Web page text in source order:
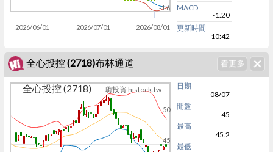
2026/06/01 2026/07/01 2026/08/01
-1.6
MACD
-1.20
更新時間
10:42
全心投控 (2718)布林通道
全心投控 (2718) 嗨投資 histock.tw
45
50
日期
08/07
開盤
45
最高
45.2
最低